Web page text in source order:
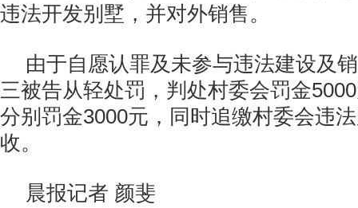
违法开发别墅，并对外销售。
由于自愿认罪及未参与违法建设及
三被告从轻处罚，判处村委会罚金
分别罚金3000元，同时追缴村委会违
收。
晨报记者 颜斐